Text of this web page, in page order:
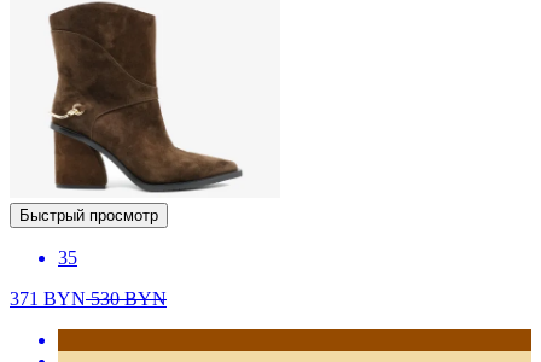
Быстрый просмотр
35
371 BYN530BYN